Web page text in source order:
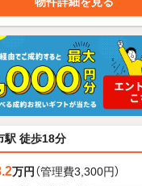
駅 徒歩18分
万円 （管理費3,300円）